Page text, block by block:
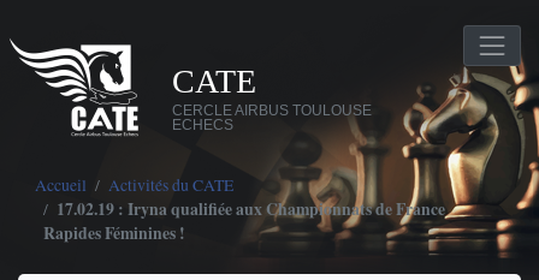
CATE
CERCLE AIRBUS TOULOUSE
ECHECS
Accueil Activités du CATE
17.02.19 : Iryna qualifiée aux Championnats de France
Rapides Féminines !